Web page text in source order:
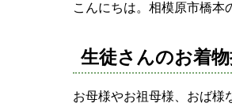
こんにちは。相模原市橋本
生徒さんのお着物
お母様やお祖母様、おば様